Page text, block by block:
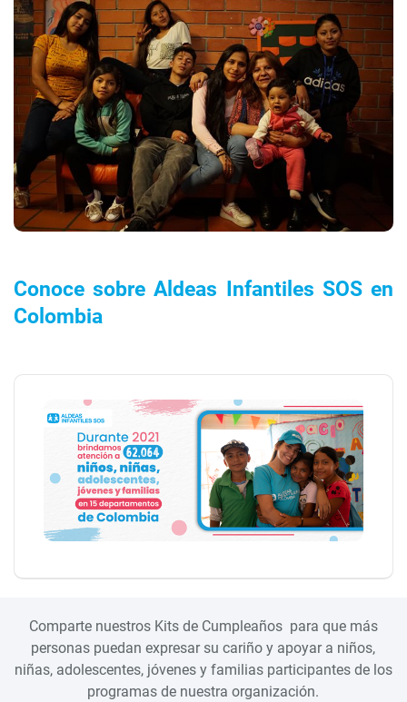
Conoce sobre Aldeas Infantiles SOS en
Colombia
Comparte nuestros Kits de Cumpleaños para que más
personas puedan expresar su cariño y apoyar a niños,
niñas, adolescentes, jóvenes y familias participantes de los
programas de nuestra organización.